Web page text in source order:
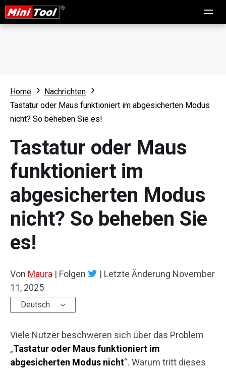
Home
Nachrichten
Tastatur oder Maus funktioniert im abgesicherten Modus
nicht? So beheben Sie es!
Tastatur oder Maus
funktioniert im
abgesicherten Modus
nicht? So beheben Sie
es!
Von Maura | Folgen | Letzte Änderung November
11, 2025
Deutsch
Viele Nutzer beschweren sich über das Problem
„Tastatur oder Maus funktioniert im
abgesicherten Modus nicht“. Warum tritt dieses